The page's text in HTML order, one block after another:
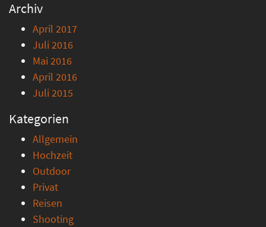
Archiv
April 2017
Juli 2016
Mai 2016
April 2016
Juli 2015
Kategorien
Allgemein
Hochzeit
Outdoor
Privat
Reisen
Shooting